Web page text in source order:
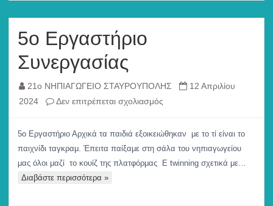
5ο Εργαστήριο
Συνεργασίας
21ο ΝΗΠΙΑΓΩΓΕΙΟ ΣΤΑΥΡΟΥΠΟΛΗΣ
12 Απριλίου
2024
Δεν επιτρέπεται σχολιασμός
Εργαστήριο
Συνεργασίας
5ο Εργαστήριο Αρχικά τα παιδιά εξοικειώθηκαν με το τί είναι το
παιχνίδι ταγκραμ. Έπειτα παίξαμε στη σάλα του νηπιαγωγείου
μας όλοι μαζί το κουίζ της πλατφόρμας E twinning σχετικά με…
Διαβάστε περισσότερα »